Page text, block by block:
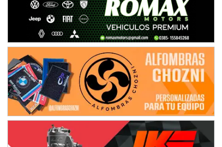
ENTRERRIANO - F6 (POSTERGADA)
Parque de la Velocidad (Asfalto)
Villaguay (Entre Ríos)
VICTORIENSE - F7
El Cerro (Tierra)
Victoria (Entre Ríos)
PATAGONICO - F6
Moto Club Reginense (Tierra)
Gral. E. Godoy (Río Negro)
Juventud Unida (Tierra)